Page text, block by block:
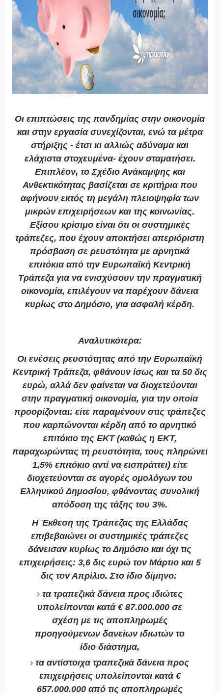
Οι επιπτώσεις της πανδημίας στην οικονομία
και στην εργασία συνεχίζονται, ενώ τα μέτρα
στήριξης - έτσι κι αλλιώς αδύναμα και
ελάχιστα στοχευμένα- έχουν σταματήσει.
Επιπλέον, το Σχέδιο Ανάκαμψης και
Ανθεκτικότητας βασίζεται σε κριτήρια που
αφήνουν εκτός τη μεγάλη πλειοψηφία των
μικρών επιχειρήσεων και της κοινωνίας.
Εξίσου κρίσιμο είναι ότι οι συστημικές
τράπεζες, που έχουν αποκτήσει απεριόριστη
πρόσβαση σε ρευστότητα με αρνητικά
επιτόκια από την Ευρωπαϊκή Κεντρική
Τράπεζα για να ενισχύσουν την πραγματική
οικονομία, επιλέγουν να παρέχουν δάνεια
κυρίως στο Δημόσιο, για ασφαλή κέρδη.
Αναλυτικότερα:
Οι ενέσεις ρευστότητας από την Ευρωπαϊκή
Κεντρική Τράπεζα, φθάνουν ίσως και τα 50 δις
ευρώ, αλλά δεν φαίνεται να διοχετεύονται
στην πραγματική οικονομία, για την οποία
προορίζονται: είτε παραμένουν στις τράπεζες
που καρπώνονται κέρδη από το αρνητικό
επιτόκιο της ΕΚΤ (καθώς η ΕΚΤ,
παραχωρώντας τη ρευστότητα, τους πληρώνει
1,5% επιτόκιο αντί να εισπράττει) είτε
διοχετεύονται σε αγορές ομολόγων του
Ελληνικού Δημοσίου, φθάνοντας συνολική
απόδοση της τάξης του 3%.
Η Έκθεση της Τράπεζας της Ελλάδας
επιβεβαιώνει οι συστημικές τράπεζες
δάνεισαν κυρίως το Δημόσιο και όχι τις
επιχειρήσεις: 3,6 δις ευρώ τον Μάρτιο και 5
δις τον Απρίλιο. Στο ίδιο δίμηνο:
τα τραπεζικά δάνεια προς ιδιώτες
υπολείπονται κατά € 87.000.000 σε
σχέση με τις αποπληρωμές
προηγούμενων δανείων ιδιωτών το
ίδιο διάστημα,
τα αντίστοιχα τραπεζικά δάνεια προς
επιχειρήσεις υπολείπονται κατά €
657.000.000 από τις αποπληρωμές